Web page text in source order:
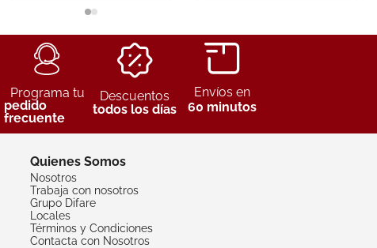
Programa tu
pedido
frecuente
Descuentos
todos los días
Envíos en
60 minutos
Quienes Somos
Nosotros
Trabaja con nosotros
Grupo Difare
Locales
Términos y Condiciones
Contacta con Nosotros